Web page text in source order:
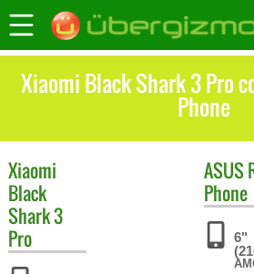
Xiaomi Black Shark 3 Pro
Phone
Xiaomi
Black
Shark 3
Pro
ASUS
Phone
6"